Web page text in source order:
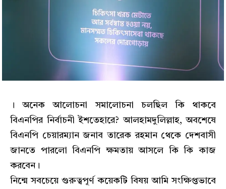
। অনেক আলোচনা সমালোচনা চলছিল কি থাকবে
বিএনপির নির্বাচনী ইশতেহারে? আলহামদুলিল্লাহ, অবশেষে
বিএনপি চেয়ারম্যান জনাব তারেক রহমান থেকে দেশবাসী
জানতে পারলো বিএনপি ক্ষমতায় আসলে কি কি কাজ
করবেন।
নিন্মে সবচেয়ে গুরুত্বপূর্ণ কয়েকটি বিষয় আমি সংক্ষিপ্তভাবে